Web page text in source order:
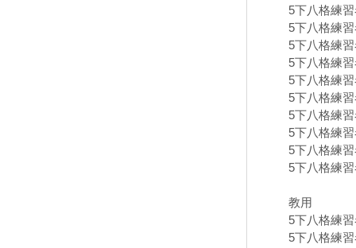
5下八格練
5下八格練
5下八格練
5下八格練
5下八格練
5下八格練
5下八格練
5下八格練
5下八格練
5下八格練
教用
5下八格練
5下八格練